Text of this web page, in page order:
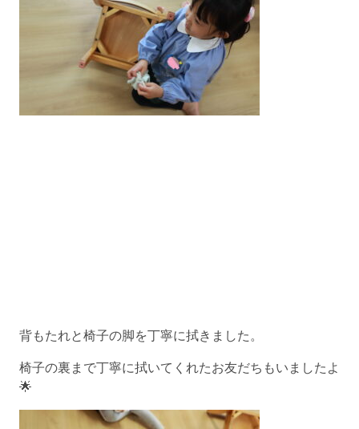
背もたれと椅子の脚を丁寧に拭きました。
椅子の裏まで丁寧に拭いてくれたお友だちもいましたよ
🌟